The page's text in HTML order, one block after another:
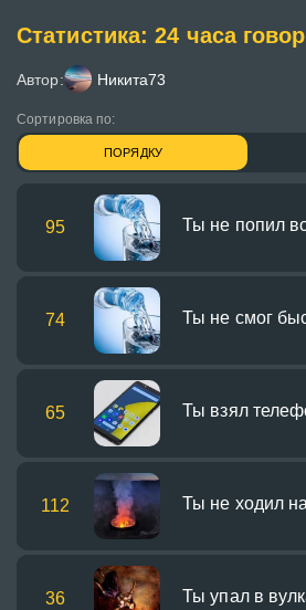
Статистика: 24 часа
Автор: Никита73
Сортировка по:
ПОРЯДКУ
95 Ты не попил
74 Ты не смог
65 Ты взял
112 Ты не ходил
36 Ты упал в